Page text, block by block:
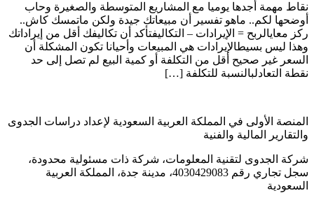
نقاط مهمة أجدها يوميا مع المشاريع المتوسطة والصغيرة وحاب
أوضحها لكم.. ماهو تفسير أن مبيعاتك جيدة ولكن ماتمسك كاش..
ركز معايالربح = الإيرادات – التكاليفتأكد أن تكاليفك أقل من إيراداتك
وهذا ليس بسيطالإيرادات هي المبيعات وأحيانا تكون المشكلة أن
السعر غير صحيح أقل من التكلفة أو كمية البيع لم تصل إلى حد
نقطة التعادلبالنسبة للتكلفة […]
المنصة الأولى في المملكة العربية السعودية لإعداد دراسات الجدوى
والتقارير المالية والفنية
شركة الجدوى لتقنية المعلومات، شركة ذات مسئولية محدودة،
سجل تجاري رقم 4030429083، مدينة جدة، المملكة العربية
السعودية